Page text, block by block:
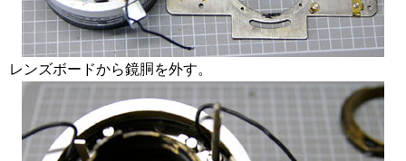
レンズボードから鏡胴を外す。